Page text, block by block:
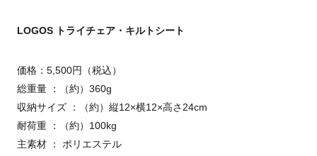
LOGOS トライチェア・キルトシート
価格：5,500円（税込）
総重量 ：（約）360g
収納サイズ ：（約）縦12×横12×高さ24cm
耐荷重 ：（約）100kg
主素材 ： ポリエステル